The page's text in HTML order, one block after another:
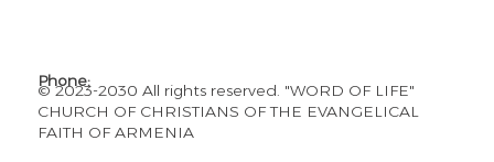
​© 2023-2030 All rights reserved. "WORD OF LIFE"
CHURCH OF CHRISTIANS OF THE EVANGELICAL
FAITH OF ARMENIA
Phone:
+374 41 277 741